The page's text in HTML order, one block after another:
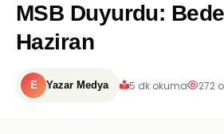
MSB Duyurdu:
Haziran
E Yazar Medya 5 dk okuma 272